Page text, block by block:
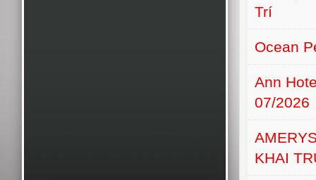
Trí
Ocean
Ann
07/2026
KHAI